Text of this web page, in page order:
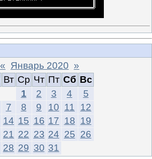
« Январь 2020 »
Вт Ср Чт Пт Сб Вс
1
2 3 4
5
7 8 9 10 11
12
14 15 16 17 18 19
21 22 23 24 25 26
28 29 30 31